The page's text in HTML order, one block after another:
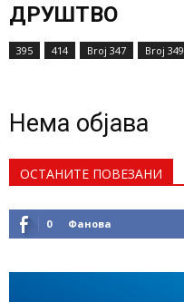
ДРУШТВО
395 414 Broj 347 Broj 349
Нема објава
ОСТАНИТЕ ПОВЕЗАНИ
0 Фанова